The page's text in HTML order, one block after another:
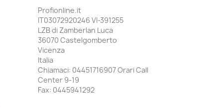
Profionline.it
IT03072920246 VI-391255
LZB di Zamberlan Luca
36070 Castelgomberto
Vicenza
Italia
Chiamaci: 04451716907 Orari Call
Center 9-19
Fax: 0445941292